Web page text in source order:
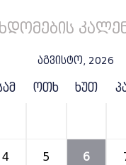
აგვისტო, 2026
ოთხ ხუთ
4 5 6